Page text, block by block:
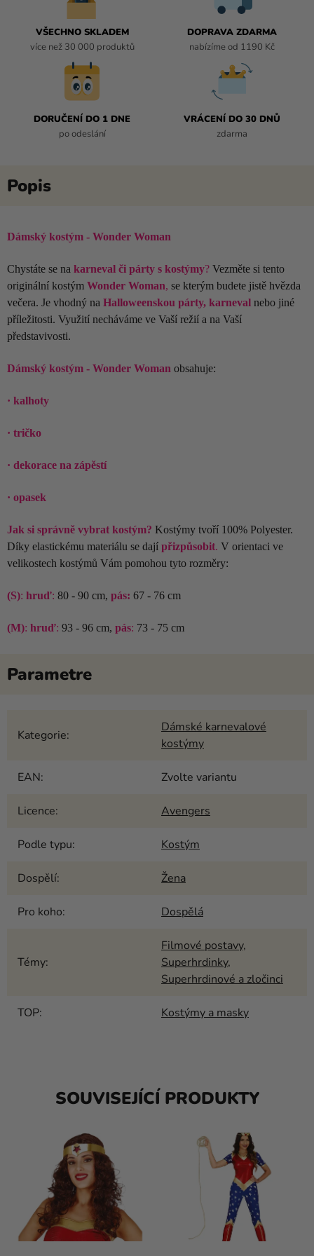
VŠECHNO SKLADEM
více než 30 000 produktů
DOPRAVA ZDARMA
nabízíme od 1190 Kč
DORUČENÍ DO 1 DNE
po odeslání
VRÁCENÍ DO 30 DNŮ
zdarma
Dámský kostým - Wonder Woman
Chystáte se na karneval či párty s kostýmy? Vezměte si tento
originální kostým Wonder Woman, se kterým budete jistě hvězda
večera. Je vhodný na Halloweenskou párty, karneval nebo jiné
příležitosti. Využití necháváme ve Vaší režií a na Vaší
představivosti.
Dámský kostým - Wonder Woman obsahuje:
· kalhoty
· tričko
· dekorace na zápěstí
· opasek
Jak si správně vybrat kostým? Kostýmy tvoří 100% Polyester.
Díky elastickému materiálu se dají přizpůsobit. V orientaci ve
velikostech kostýmů Vám pomohou tyto rozměry:
(S): hruď: 80 - 90 cm, pás: 67 - 76 cm
(M): hruď: 93 - 96 cm, pás: 73 - 75 cm
Kategorie:
Dámské karnevalové
kostýmy
EAN: Zvolte variantu
Licence: Avengers
Podle typu: Kostým
Dospělí: Žena
Pro koho: Dospělá
Témy:
Filmové postavy,
Superhrdinky,
Superhrdinové a zločinci
TOP: Kostýmy a masky
SOUVISEJÍCÍ PRODUKTY